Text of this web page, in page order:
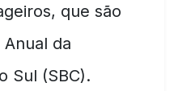
que são
da
Sul (SBC).